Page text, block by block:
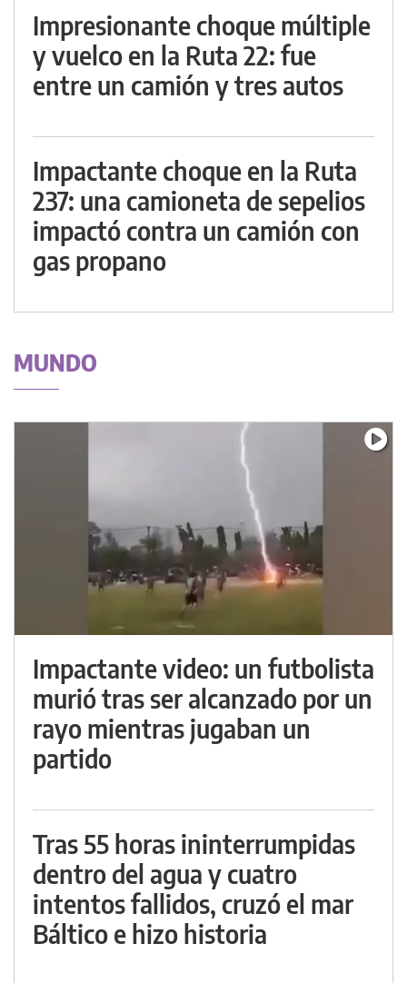
Impresionante choque múltiple
y vuelco en la Ruta 22: fue
entre un camión y tres autos
Impactante choque en la Ruta
237: una camioneta de sepelios
impactó contra un camión con
gas propano
MUNDO
Impactante video: un futbolista
murió tras ser alcanzado por un
rayo mientras jugaban un
partido
Tras 55 horas ininterrumpidas
dentro del agua y cuatro
intentos fallidos, cruzó el mar
Báltico e hizo historia